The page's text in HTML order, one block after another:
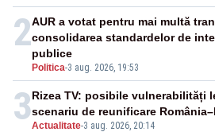
2
Politica-3 aug. 2026, 19:53
AUR a votat pentru mai multă
consolidarea standardelor de
publice
3Actualitate-3 aug. 2026, 20:14
Rizea TV: posibile vulnerabilități
scenariu de reunificare